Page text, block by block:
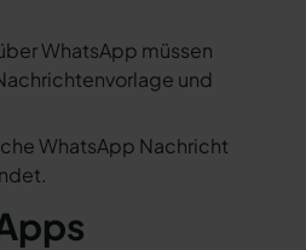
WhatsApp müssen
und
WhatsApp Nachricht